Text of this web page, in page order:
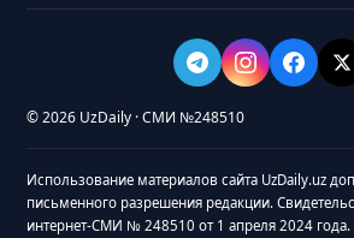
© 2026 UzDaily · СМИ №248510
Использование материалов сайта UzDaily.uz
письменного разрешения редакции.
интернет-СМИ № 248510 от 1 апреля 2024 года.